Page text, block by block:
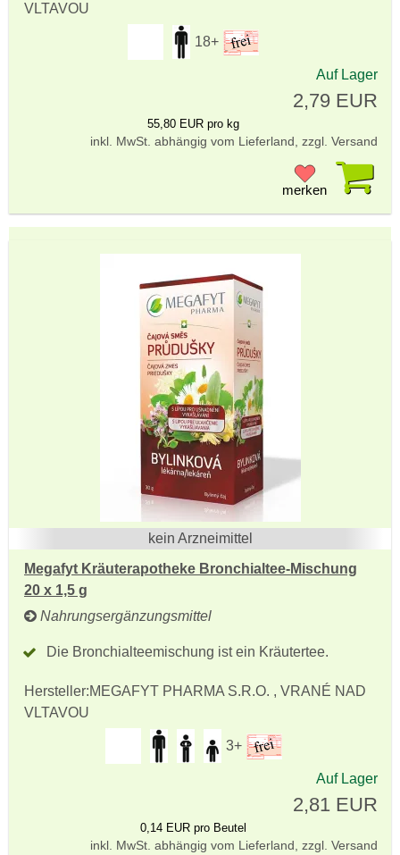
VLTAVOU
18+
Auf Lager
2,79 EUR
55,80 EUR pro kg
inkl. MwSt. abhängig vom Lieferland, zzgl. Versand
merken
kein Arzneimittel
Megafyt Kräuterapotheke Bronchialtee-Mischung
20 x 1,5 g
Nahrungsergänzungsmittel
Die Bronchialteemischung ist ein Kräutertee.
Hersteller:MEGAFYT PHARMA S.R.O. , VRANÉ NAD
VLTAVOU
3+
Auf Lager
2,81 EUR
0,14 EUR pro Beutel
inkl. MwSt. abhängig vom Lieferland, zzgl. Versand